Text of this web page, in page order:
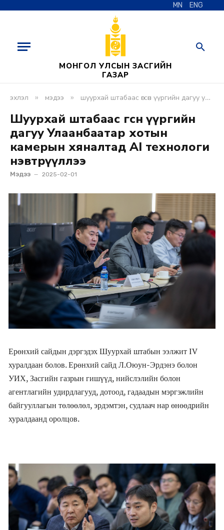
MN ENG
МОНГОЛ УЛСЫН ЗАСГИЙН
ГАЗАР
эхлэл » мэдээ » шуурхай штабаас өгсөн үүргийн дагуу улаанбаатар хотын камерын хяналтад аi технологи нэвтрүүллээ
Шуурхай штабаас өгсөн үүргийн
дагуу Улаанбаатар хотын
камерын хяналтад АI технологи
нэвтрүүллээ
Мэдээ 2025-02-01
Ерөнхий сайдын дэргэдэх Шуурхай штабын ээлжит IV
хуралдаан болов. Ерөнхий сайд Л.Оюун-Эрдэнэ болон
УИХ, Засгийн газрын гишүүд, нийслэлийн болон
агентлагийн удирдлагууд, дотоод, гадаадын мэргэжлийн
байгууллагын төлөөлөл, эрдэмтэн, судлаач нар өнөөдрийн
хуралдаанд оролцов.